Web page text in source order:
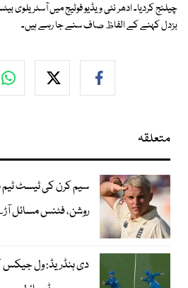
چیلنج کردیا۔ ادھر نئی ویڈیو فوٹیج میں
بزدل کہنے کے الفاظ صاف سنے جا رہے ہیں۔
متعلقہ
سیم کرن کی ٹیسٹ
روشن، فٹنس مسائل
دی ہنڈریڈ: ول جیکس